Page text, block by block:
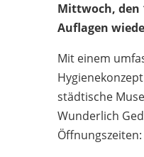
Mittwoch, den
Auflagen
Mit einem
städtische
Wunderlich
Öffnungszeiten: